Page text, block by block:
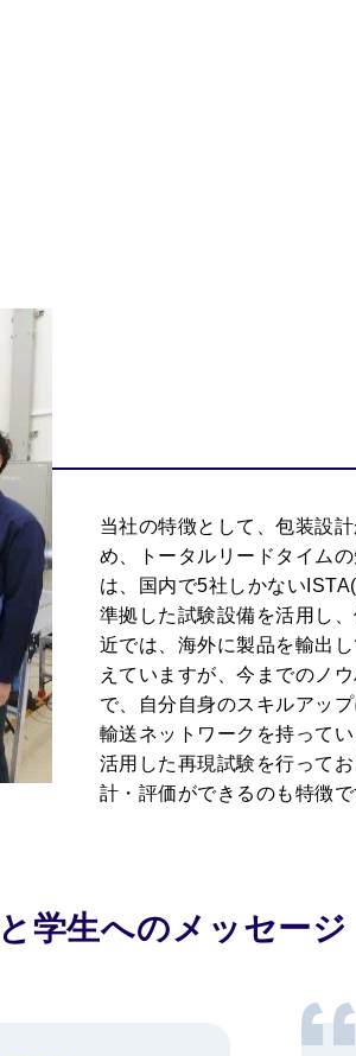
当社の特徴として、包装設
め、トータルリードタイム
は、国内で5社しかない
準拠した試験設備を活用し
近では、海外に製品を輸出
えていますが、今までのノ
で、自分自身のスキルアッ
輸送ネットワークを持って
活用した再現試験を行って
計・評価ができるのも特徴で
学生へのメッセージ